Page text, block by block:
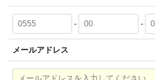
- -
メールアドレス